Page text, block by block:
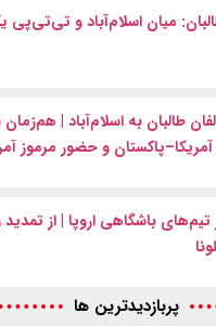
میان اسلام‌آباد و تی‌تی‌پی
طالبان به اسلام‌آباد | هم‌زمان
و حضور مرموز
تیم‌های باشگاهی اروپا | از
پربازدیدترین ها